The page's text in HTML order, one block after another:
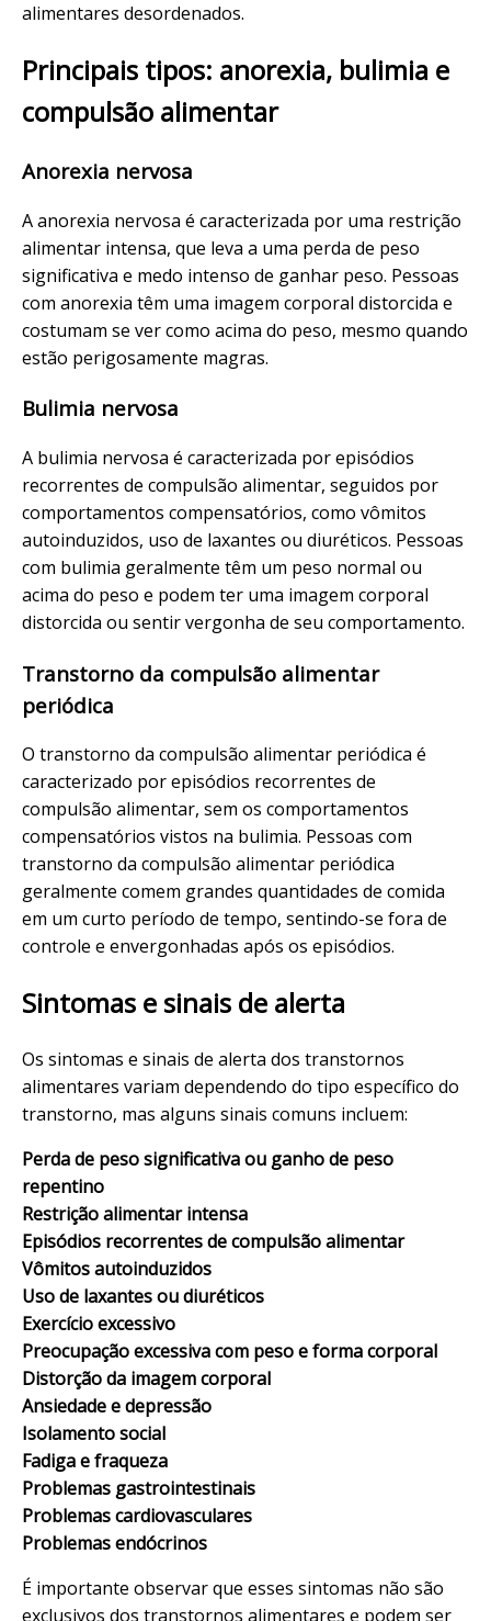
alimentares desordenados.
Principais tipos: anorexia, bulimia e
compulsão alimentar
Anorexia nervosa
A anorexia nervosa é caracterizada por uma restrição
alimentar intensa, que leva a uma perda de peso
significativa e medo intenso de ganhar peso. Pessoas
com anorexia têm uma imagem corporal distorcida e
costumam se ver como acima do peso, mesmo quando
estão perigosamente magras.
Bulimia nervosa
A bulimia nervosa é caracterizada por episódios
recorrentes de compulsão alimentar, seguidos por
comportamentos compensatórios, como vômitos
autoinduzidos, uso de laxantes ou diuréticos. Pessoas
com bulimia geralmente têm um peso normal ou
acima do peso e podem ter uma imagem corporal
distorcida ou sentir vergonha de seu comportamento.
Transtorno da compulsão alimentar
periódica
O transtorno da compulsão alimentar periódica é
caracterizado por episódios recorrentes de
compulsão alimentar, sem os comportamentos
compensatórios vistos na bulimia. Pessoas com
transtorno da compulsão alimentar periódica
geralmente comem grandes quantidades de comida
em um curto período de tempo, sentindo-se fora de
controle e envergonhadas após os episódios.
Sintomas e sinais de alerta
Os sintomas e sinais de alerta dos transtornos
alimentares variam dependendo do tipo específico do
transtorno, mas alguns sinais comuns incluem:
Perda de peso significativa ou ganho de peso
repentino
Restrição alimentar intensa
Episódios recorrentes de compulsão alimentar
Vômitos autoinduzidos
Uso de laxantes ou diuréticos
Exercício excessivo
Preocupação excessiva com peso e forma corporal
Distorção da imagem corporal
Ansiedade e depressão
Isolamento social
Fadiga e fraqueza
Problemas gastrointestinais
Problemas cardiovasculares
Problemas endócrinos
É importante observar que esses sintomas não são
exclusivos dos transtornos alimentares e podem ser